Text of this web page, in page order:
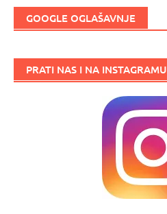
GOOGLE OGLAŠAVNJE
PRATI NAS I NA INSTAGRAMU